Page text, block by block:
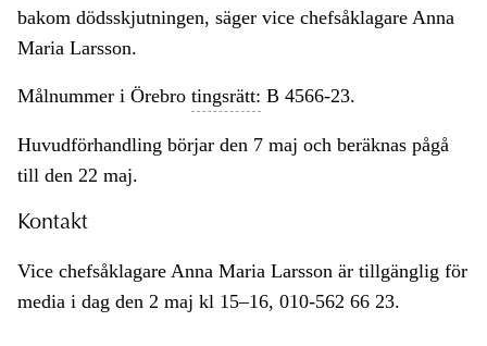
bakom dödsskjutningen, säger vice chefsåklagare Anna
Maria Larsson.
Målnummer i Örebro tingsrätt: B 4566-23.
Huvudförhandling börjar den 7 maj och beräknas pågå
till den 22 maj.
Kontakt
Vice chefsåklagare Anna Maria Larsson är tillgänglig för
media i dag den 2 maj kl 15–16, 010-562 66 23.